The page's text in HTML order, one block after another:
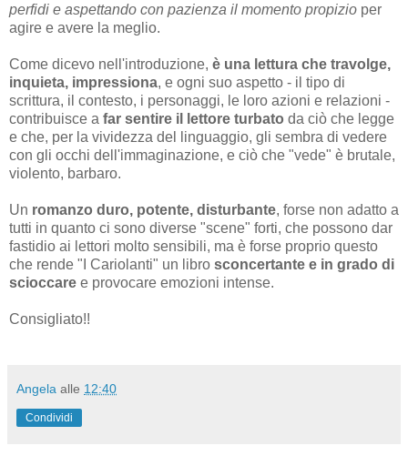
perfidi e aspettando con pazienza il momento propizio per
agire e avere la meglio.
Come dicevo nell'introduzione, è una lettura che travolge,
inquieta, impressiona, e ogni suo aspetto - il tipo di
scrittura, il contesto, i personaggi, le loro azioni e relazioni -
contribuisce a far sentire il lettore turbato da ciò che legge
e che, per la vividezza del linguaggio, gli sembra di vedere
con gli occhi dell'immaginazione, e ciò che "vede" è brutale,
violento, barbaro.
Un romanzo duro, potente, disturbante, forse non adatto a
tutti in quanto ci sono diverse "scene" forti, che possono dar
fastidio ai lettori molto sensibili, ma è forse proprio questo
che rende "I Cariolanti" un libro sconcertante e in grado di
scioccare e provocare emozioni intense.
Consigliato!!
Angela alle 12:40
Condividi